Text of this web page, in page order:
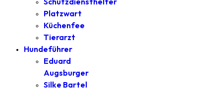
Platzwart
Küchenfee
Tierarzt
Hundeführer
Eduard
Augsburger
Silke Bartel